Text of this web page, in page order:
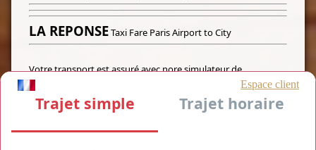
LA REPONSETaxi Fare Paris Airport to City
Votre transport est assuré avec nore simulateur de
trajets
en ligne. Le devis est
immédiat et après seulement après avoir prit connaissance
de votre tarif unique, vous décidez si le prix vous convient et